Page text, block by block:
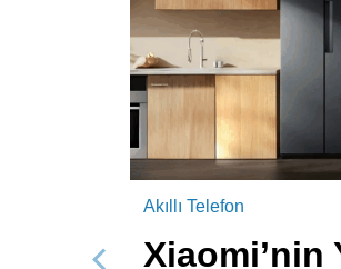
Akıllı Telefon
Xiaomi’nin